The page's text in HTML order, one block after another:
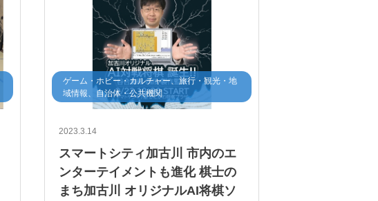
ゲーム・ホビー・カルチャー、旅行・観光・地
域情報、自治体・公共機関
2023.3.14
スマートシティ加古川 市内のエ
ンターテイメントも進化 棋士の
まち加古川 オリジナルAI将棋ソ